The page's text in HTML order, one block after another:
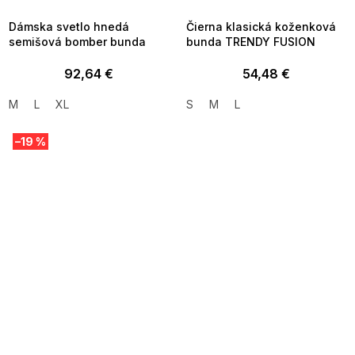
Dámska svetlo hnedá
semišová bomber bunda
92,64 €
M L XL
Čierna klasická koženková
bunda TRENDY FUSION
54,48 €
S M L
–19 %